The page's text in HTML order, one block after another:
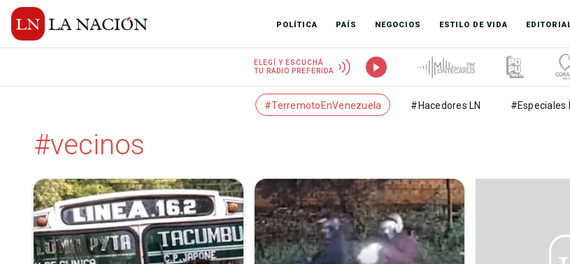
POLÍTICA PAÍS NEGOCIOS ESTILO DE VIDA
ELEGÍ Y ESCUCHÁ
TU RADIO PREFERIDA
#TerremotoEnVenezuela #Hacedores LN #Especiales
#vecinos